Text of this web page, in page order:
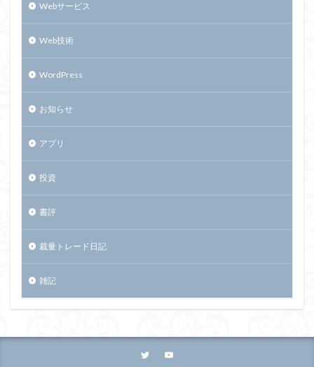
Webサービス
Web技術
WordPress
お知らせ
アプリ
投資
書評
裁量トレード日記
雑記